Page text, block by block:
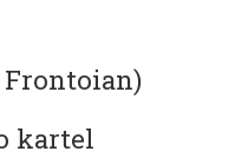
Frontoian)
kartel